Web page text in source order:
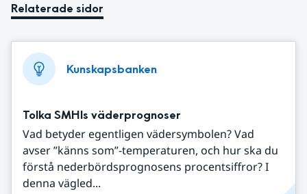
Relaterade sidor
Kunskapsbanken
Tolka SMHIs väderprognoser
Vad betyder egentligen vädersymbolen? Vad
avser ”känns som”-temperaturen, och hur ska du
förstå nederbördsprognosens procentsiffror? I
denna vägled...